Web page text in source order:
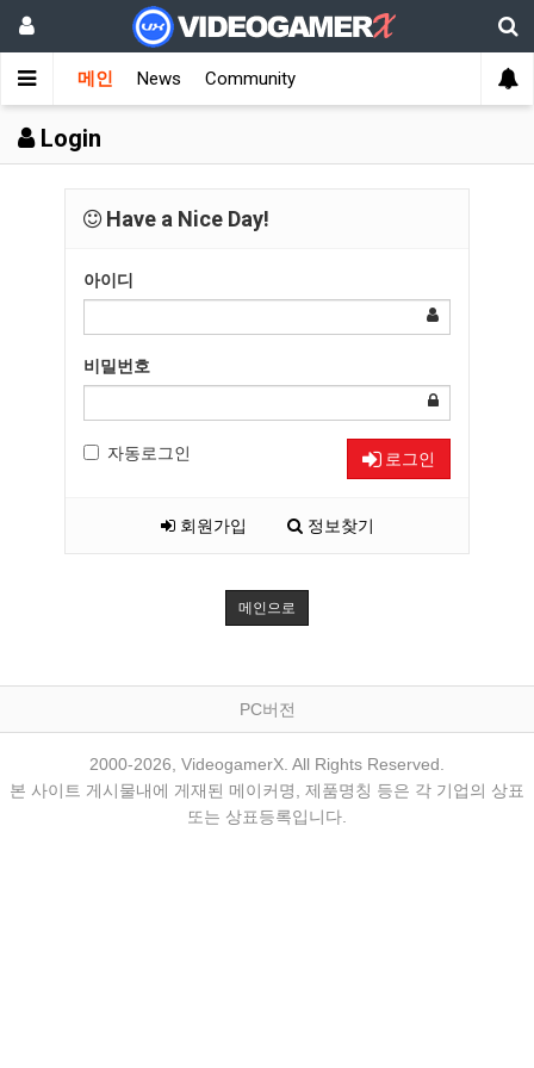
메인 News Community
Login
Have a Nice Day!
아이디
비밀번호
자동로그인 로그인
회원가입 정보찾기
메인으로
PC버전
2000-2026, VideogamerX. All Rights Reserved.
본 사이트 게시물내에 게재된 메이커명, 제품명칭 등은 각 기업의 상표
또는 상표등록입니다.